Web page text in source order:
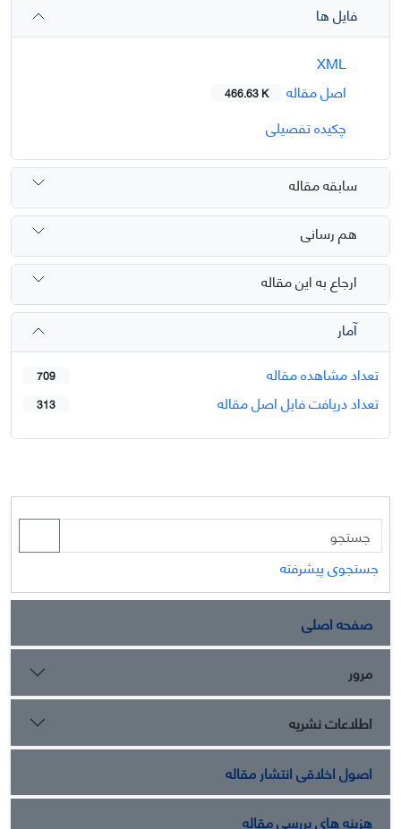
فایل ها
اصل مقاله
466.63 K
چکیده تفصیلی
سابقه مقاله
هم رسانی
ارجاع به این مقاله
آمار
تعداد مشاهده مقاله
709
تعداد دریافت فایل اصل مقاله 313
جستجوی پیشرفته
صفحه اصلی
مرور
اطلاعات نشریه
اصول اخلاقی انتشار مقاله
هزینه های بررسی مقاله